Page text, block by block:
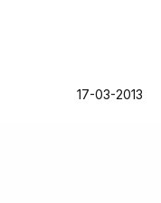
17-03-2013